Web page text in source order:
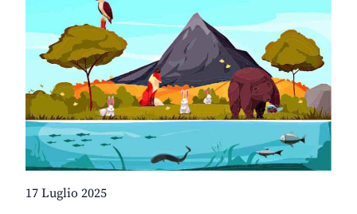
17 Luglio 2025